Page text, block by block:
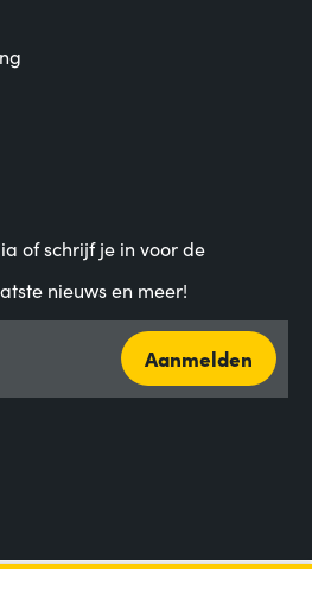
of schrijf je in voor de
nieuws en meer!
Aanmelden